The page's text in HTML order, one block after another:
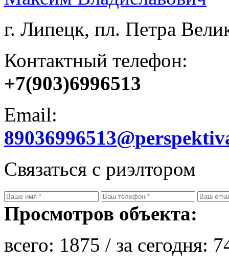
г. Липецк, пл. Петра
Контактный телефон:
+7(903)6996513
Email:
Связаться с риэлтором
Просмотров объекта:
всего: 1875 / за сегодня: